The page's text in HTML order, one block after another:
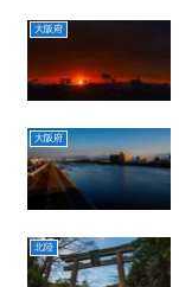
大阪府
大阪府
北陸